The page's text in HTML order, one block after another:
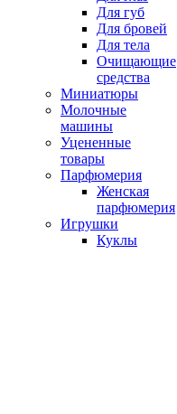
Для губ
Для бровей
Для тела
Очищающие
средства
Миниатюры
Молочные
машины
Уцененные
товары
Парфюмерия
Женская
парфюмерия
Игрушки
Куклы